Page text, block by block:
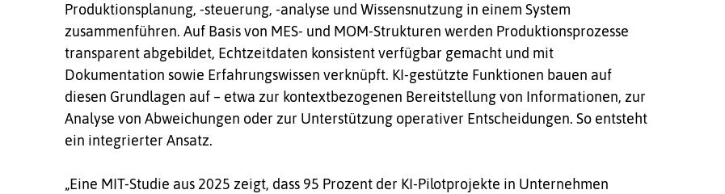
Produktionsplanung, -steuerung, -analyse und Wissensnutzung in einem System
zusammenführen. Auf Basis von MES- und MOM-Strukturen werden Produktionsprozesse
transparent abgebildet, Echtzeitdaten konsistent verfügbar gemacht und mit
Dokumentation sowie Erfahrungswissen verknüpft. KI-gestützte Funktionen bauen auf
diesen Grundlagen auf – etwa zur kontextbezogenen Bereitstellung von Informationen, zur
Analyse von Abweichungen oder zur Unterstützung operativer Entscheidungen. So entsteht
ein integrierter Ansatz.
„Eine MIT-Studie aus 2025 zeigt, dass 95 Prozent der KI-Pilotprojekte in Unternehmen